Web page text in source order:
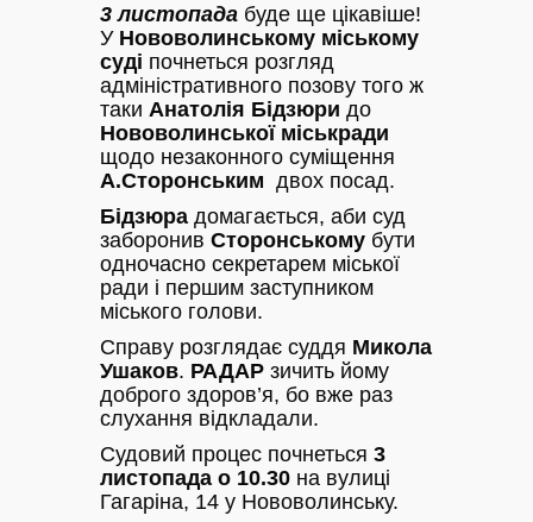
3 листопада буде ще цікавіше!
У Нововолинському міському
суді почнеться розгляд
адміністративного позову того ж
таки Анатолія Бідзюри до
Нововолинської міськради
щодо незаконного суміщення
А.Сторонським двох посад.
Бідзюра домагається, аби суд
заборонив Сторонському бути
одночасно секретарем міської
ради і першим заступником
міського голови.
Справу розглядає суддя Микола
Ушаков. РАДАР зичить йому
доброго здоров’я, бо вже раз
слухання відкладали.
Судовий процес почнеться 3
листопада о 10.30 на вулиці
Гагаріна, 14 у Нововолинську.